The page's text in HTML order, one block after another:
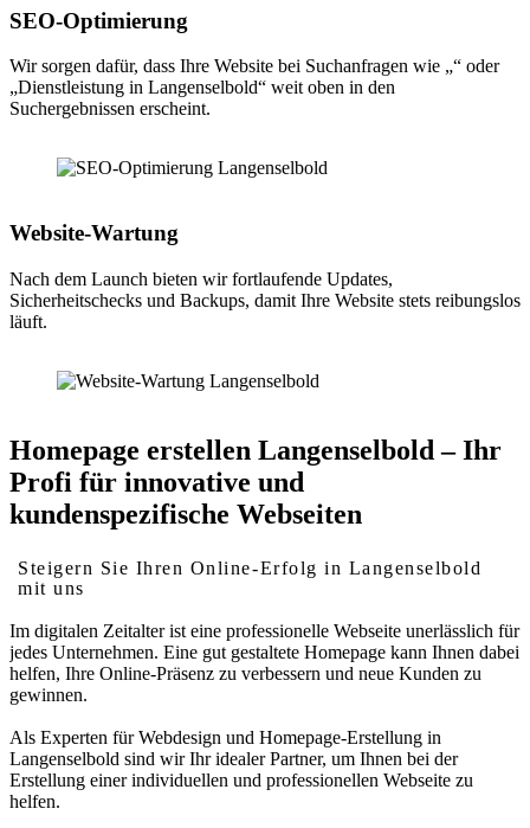
SEO-Optimierung
Wir sorgen dafür, dass Ihre Website bei Suchanfragen wie „“ oder
„Dienstleistung in Langenselbold“ weit oben in den
Suchergebnissen erscheint.
Website-Wartung
Nach dem Launch bieten wir fortlaufende Updates,
Sicherheitschecks und Backups, damit Ihre Website stets reibungslos
läuft.
Homepage erstellen Langenselbold – Ihr
Profi für innovative und
kundenspezifische Webseiten
Steigern Sie Ihren Online-Erfolg in Langenselbold
mit uns
Im digitalen Zeitalter ist eine professionelle Webseite unerlässlich für
jedes Unternehmen. Eine gut gestaltete Homepage kann Ihnen dabei
helfen, Ihre Online-Präsenz zu verbessern und neue Kunden zu
gewinnen.
Als Experten für Webdesign und Homepage-Erstellung in
Langenselbold sind wir Ihr idealer Partner, um Ihnen bei der
Erstellung einer individuellen und professionellen Webseite zu
helfen.